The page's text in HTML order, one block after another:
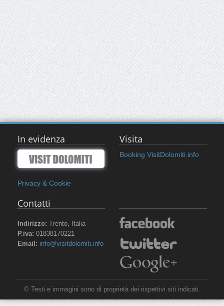
In evidenza
Privacy & Cookie
Visita
Booking VisitDolomiti.info
Contatti
Indirizzo: Trento, Italia
P.iva: 01838170221
Email: info@visitdolomiti.info
© Testi e immagini sono di proprietà dei rispettivi siti indicati.